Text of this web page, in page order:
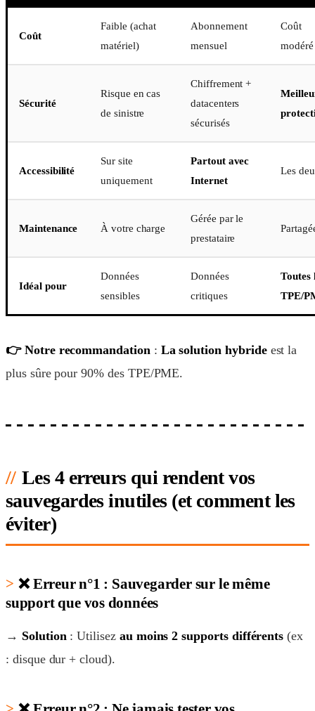
Coût
Faible (achat
matériel)
Abonnement
mensuel
Coût
modéré
Sécurité
Risque en cas
de sinistre
Chiffrement +
datacenters
sécurisés
Accessibilité
Sur site
uniquement
Partout avec
Internet
Les
Maintenance À votre charge
Gérée par le
prestataire
Idéal pour
Données
sensibles
Données
critiques
Toutes
TPE/
👉 Notre recommandation : La solution hybrideest la
plus sûre pour 90% des TPE/PME.
Les 4 erreurs qui rendent vos
sauvegardes inutiles (et comment les
éviter)
❌Erreur n°1 : Sauvegarder sur le même
support que vos données
→ Solution : Utilisez au moins 2 supports différents (ex
: disque dur + cloud).